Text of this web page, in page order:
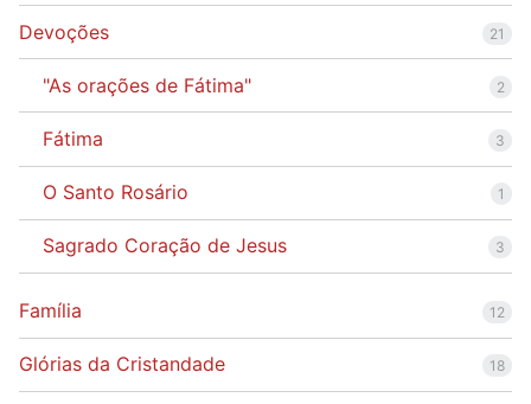
Devoções 21
"As orações de Fátima" 2
Fátima 3
O Santo Rosário 1
Sagrado Coração de Jesus 3
Família 12
Glórias da Cristandade 18